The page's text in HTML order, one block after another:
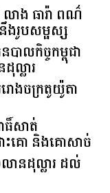
ង ធារ៉ា ពណ៌
រូបសម្ផស្ស
លកិច្ច​កម្ពុជា​
ល្លារ​
ោងចក្រ​តូយ៉ូតា
ធិ៍សាត់
គោ និងគោសាច់
នដុល្លារ ដល់